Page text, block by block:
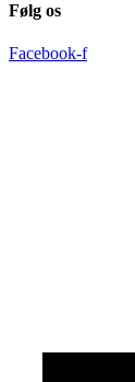
Følg os
Facebook-f